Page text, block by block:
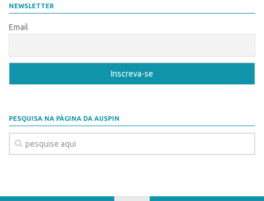
NEWSLETTER
Email
PESQUISA NA PÁGINA DA AUSPIN